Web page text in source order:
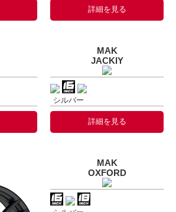
詳細を見る
MAK
JACKIY
シルバー
詳細を見る
MAK
OXFORD